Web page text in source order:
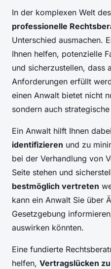
In der komplexen Welt
professionelle
Unterschied ausmachen.
Ihnen helfen, potenzielle
und sicherzustellen, dass
Anforderungen erfüllt
einen Anwalt bietet nicht
sondern auch
Ein Anwalt hilft Ihnen
identifizieren und zu
bei der Verhandlung von
Seite stehen und
bestmöglich vertreten
kann ein Anwalt Sie über
Gesetzgebung
auswirken könnten.
Eine fundierte
helfen, Vertragslücken